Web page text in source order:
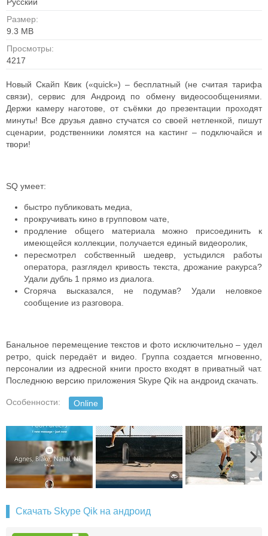
Размер:
9.3 MB
Просмотры:
4217
Новый Скайп Квик («quick») – бесплатный (не считая тарифа
связи), сервис для Андроид по обмену видеосообщениями.
Держи камеру наготове, от съёмки до презентации проходят
минуты! Все друзья давно стучатся со своей нетленкой, пишут
сценарии, родственники ломятся на кастинг – подключайся и
твори!
SQ умеет:
быстро публиковать медиа,
прокручивать кино в групповом чате,
продление общего материала можно присоединить к
имеющейся коллекции, получается единый видеоролик,
пересмотрел собственный шедевр, устыдился работы
оператора, разглядел кривость текста, дрожание ракурса?
Удали дубль 1 прямо из диалога.
Сгоряча высказался, не подумав? Удали неловкое
сообщение из разговора.
Банальное перемещение текстов и фото исключительно – удел
ретро, quick передаёт и видео. Группа создается мгновенно,
персоналии из адресной книги просто входят в приватный чат.
Последнюю версию приложения Skype Qik на андроид скачать.
Особенности: Online
Скачать Skype Qik на андроид